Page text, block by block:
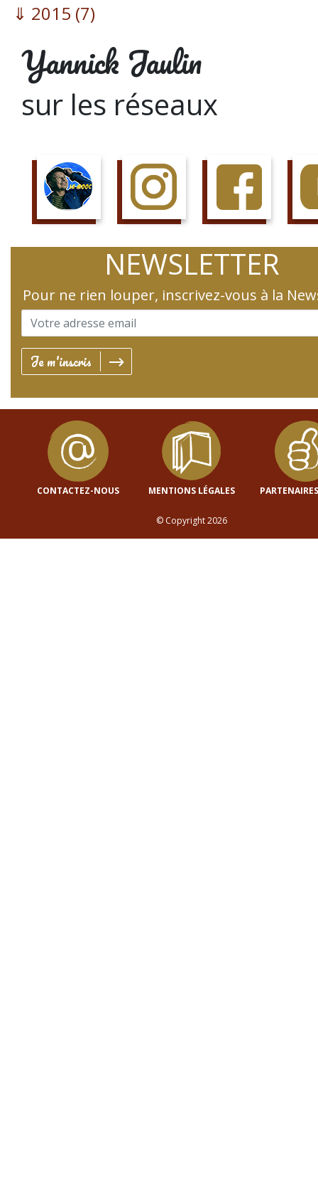
2015 (7)
Yannick Jaulin
sur les réseaux
NEWSLETTER
Pour ne rien louper, inscrivez-vous à la
Je m'inscris
CONTACTEZ-NOUS MENTIONS LÉGALES
© Copyright 2026